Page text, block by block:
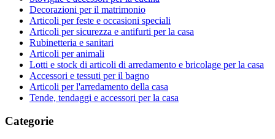
Decorazioni per il matrimonio
Articoli per feste e occasioni speciali
Articoli per sicurezza e antifurti per la casa
Rubinetteria e sanitari
Articoli per animali
Lotti e stock di articoli di arredamento e bricolage per la casa
Accessori e tessuti per il bagno
Articoli per l'arredamento della casa
Tende, tendaggi e accessori per la casa
Categorie